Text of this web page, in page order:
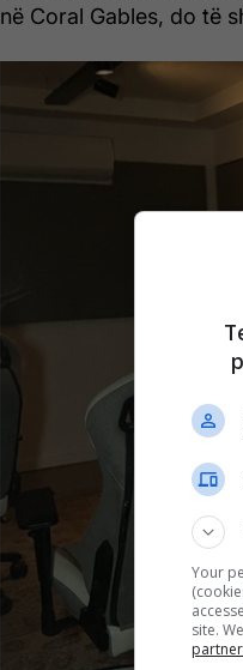
në Coral Gables, do të
Your
site.